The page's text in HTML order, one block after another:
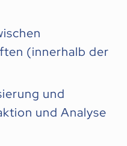
(innerhalb der
und
und Analyse